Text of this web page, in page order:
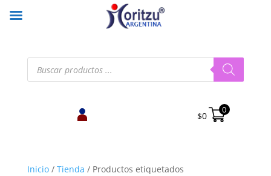
Búsqueda
productos
$0
0
Inicio/ Tienda / Productos etiquetados